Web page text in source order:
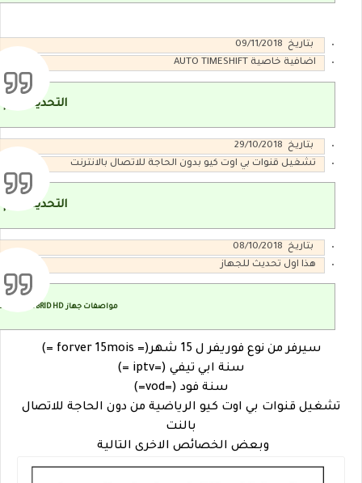
بتاريخ 09/11/2018
اضافية خاصية AUTO TIMESHIFT
التحديث رقم v1.03
بتاريخ 29/10/2018
تشغيل قنوات بي اوت كيو بدون الحاجة للاتصال بالانترنت
التحديث رقم v1.02
بتاريخ 08/10/2018
هذا اول تحديث للجهاز
مواصفات جهازMini HYBRID HD
سيرفر من نوع فوريفر ل 15 شهر(= forver 15mois =)
سنة ابي تيفي (=iptv =)
سنة فود (=vod=)
تشغيل قنوات بي اوت كيو الرياضية من دون الحاجة للاتصال
بالنت
وبعض الخصائص الاخرى التالية